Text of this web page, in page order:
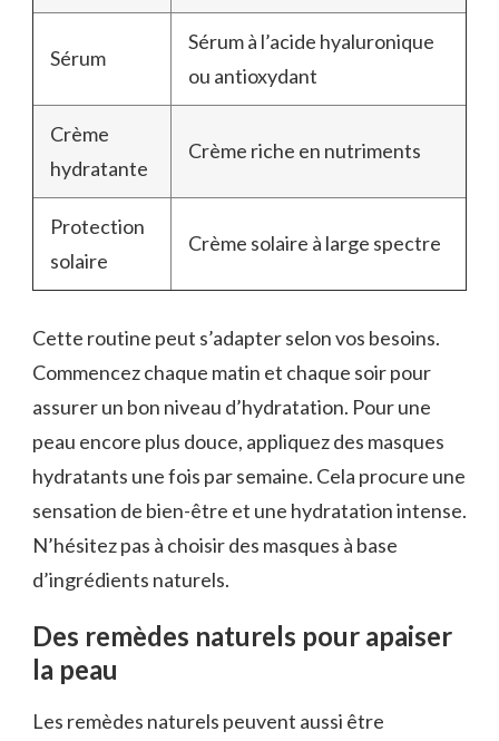
Sérum
Sérum à l’acide hyaluronique
ou antioxydant
Crème
hydratante
Crème riche en nutriments
Protection
solaire
Crème solaire à large spectre
Cette routine peut s’adapter selon vos besoins.
Commencez chaque matin et chaque soir pour
assurer un bon niveau d’hydratation. Pour une
peau encore plus douce, appliquez des masques
hydratants une fois par semaine. Cela procure une
sensation de bien-être et une hydratation intense.
N’hésitez pas à choisir des masques à base
d’ingrédients naturels.
Des remèdes naturels pour apaiser
la peau
Les remèdes naturels peuvent aussi être